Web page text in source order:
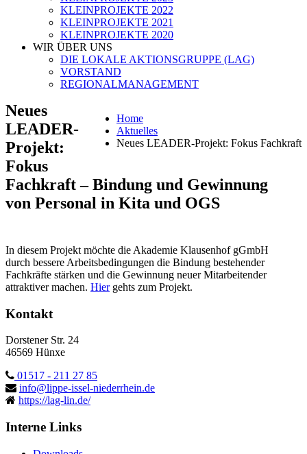
KLEINPROJEKTE 2022
KLEINPROJEKTE 2021
KLEINPROJEKTE 2020
WIR ÜBER UNS
DIE LOKALE AKTIONSGRUPPE (LAG)
VORSTAND
REGIONALMANAGEMENT
Home
Aktuelles
Neues LEADER-Projekt: Fokus Fachkraft
Neues
LEADER-
Projekt:
Fokus
Fachkraft – Bindung und Gewinnung
von Personal in Kita und OGS
In diesem Projekt möchte die Akademie Klausenhof gGmbH
durch bessere Arbeitsbedingungen die Bindung bestehender
Fachkräfte stärken und die Gewinnung neuer Mitarbeitender
attraktiver machen. Hiergehts zum Projekt.
Kontakt
Dorstener Str. 24
46569 Hünxe
01517 - 211 27 85
info@lippe-issel-niederrhein.de
https://lag-lin.de/
Interne Links